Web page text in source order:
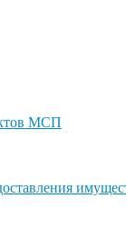
МСП